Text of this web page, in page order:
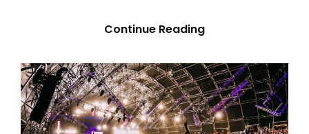
E
L
O
T
G
Continue ReadingS
E
C
I
A